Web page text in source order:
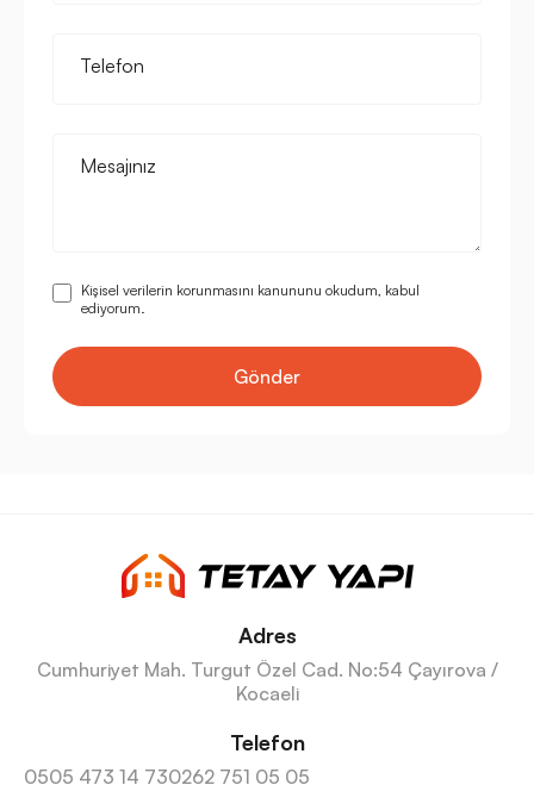
Telefon
Mesajınız
Kişisel verilerin korunmasını kanununu okudum, kabul
ediyorum.
Gönder
Adres
Cumhuriyet Mah. Turgut Özel Cad. No:54 Çayırova /
Kocaeli
Telefon
0505 473 14 730262 751 05 05